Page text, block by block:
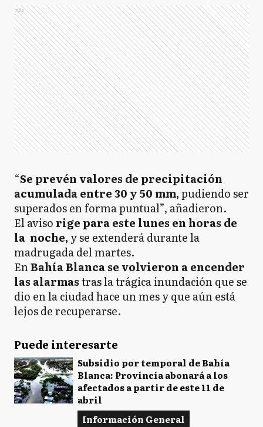
Ads
“Se prevén valores de precipitación
acumulada entre 30 y 50 mm,pudiendo ser
superados en forma puntual”, añadieron.
El aviso rige para este lunes en horas de
la noche, y se extenderá durante la
madrugada del martes.
EnBahía Blanca se volvieron a encender
las alarmastras la trágica inundación que se
dio en la ciudad hace un mes y que aún está
lejos de recuperarse.
Puede interesarte
Subsidio por temporal de Bahía
Blanca: Provincia abonará a los
afectados a partir de este 11 de
abril
Información General